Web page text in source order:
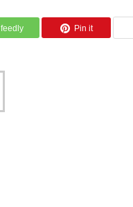
feedly Pin it